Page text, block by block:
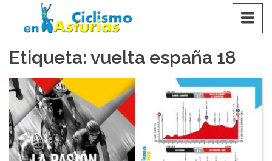
CICLISMO EN ASTURIAS
Etiqueta: vuelta españa 18